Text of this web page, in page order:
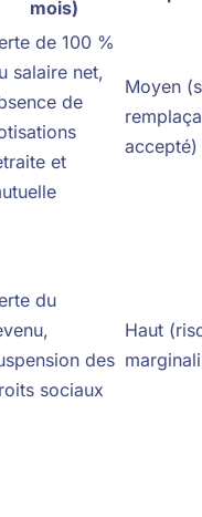
mois)
de 100 %
salaire net,
de
et
Moyen
accepté)
du
des
sociaux
Haut